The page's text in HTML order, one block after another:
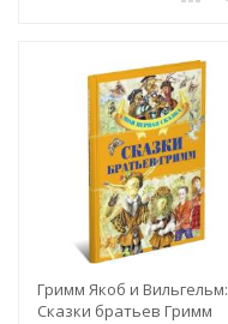
Гримм Якоб и Вильгельм:
Сказки братьев Гримм